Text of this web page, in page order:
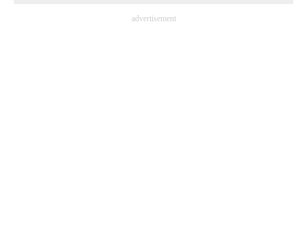
経営リーダーのコミュニティadvertisement